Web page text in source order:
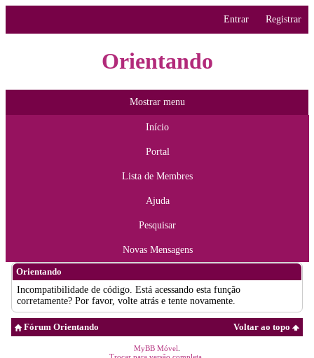
Entrar Registrar
Orientando
Mostrar menu
Início
Portal
Lista de Membres
Ajuda
Pesquisar
Novas Mensagens
Orientando
Incompatibilidade de código. Está acessando esta função
corretamente? Por favor, volte atrás e tente novamente.
Voltar ao topo
Fórum Orientando
MyBB Móvel